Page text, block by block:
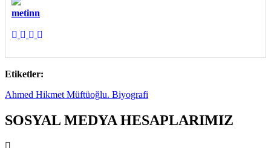
metinn
Etiketler:
Ahmed Hikmet Müftüoğlu. Biyografi
SOSYAL MEDYA HESAPLARIMIZ